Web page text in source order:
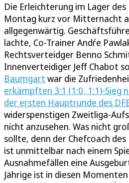
Die Erleichterung im Lager des
Montag kurz vor Mitternacht
allgegenwärtig.
lachte, Co-Trainer Andŕe
Rechtsverteidger Benno
Innenverteidiger Jeff Chabot
Baumgart war die
erkämpften 3:1 (1:0, 1:1)-Sieg
der ersten Hauptrunde des
widerspenstigen Zweitliga-
nicht anzusehen. Was nicht
sollte, denn der Chefcoach
ist unmittelbar nach einem
Ausnahmefällen eine
Jährige ist in diesen